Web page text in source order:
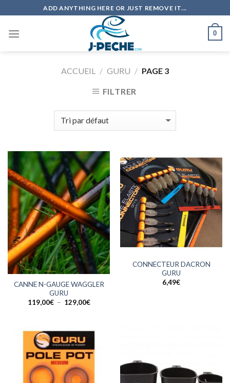
to
content
ADD ANYTHING HERE OR JUST REMOVE IT...
0
ACCUEIL / GURU / PAGE 3
FILTRER
CANNE N-GAUGE WAGGLER
GURU
119,00€ – 129,00€Plage
à
CONNECTEUR DACRON
GURU
6,49€